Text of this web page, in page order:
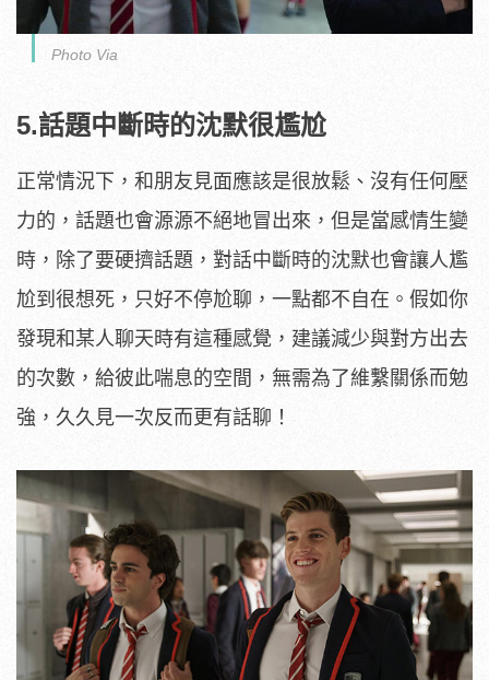
Photo Via
5.話題中斷時的沈默很尷尬
正常情況下，和朋友見面應該是很放鬆、沒有任何壓
力的，話題也會源源不絕地冒出來，但是當感情生變
時，除了要硬擠話題，對話中斷時的沈默也會讓人尷
尬到很想死，只好不停尬聊，一點都不自在。假如你
發現和某人聊天時有這種感覺，建議減少與對方出去
的次數，給彼此喘息的空間，無需為了維繫關係而勉
強，久久見一次反而更有話聊！